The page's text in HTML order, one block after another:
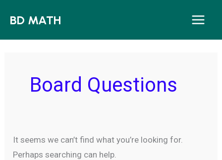
BD MATH
Board Questions
It seems we can’t find what you’re looking for.
Perhaps searching can help.